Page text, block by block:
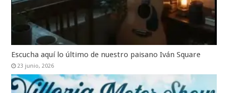
Escucha aquí lo último de nuestro paisano Iván Square
23 junio, 2026